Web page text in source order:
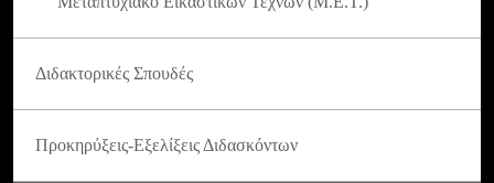
Διδακτορικές Σπουδές
Προκηρύξεις-Εξελίξεις Διδασκόντων